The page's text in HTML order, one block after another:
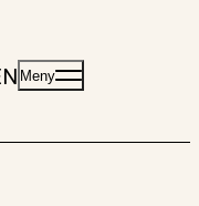
Meny